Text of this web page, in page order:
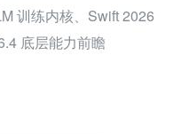
训练内核、Swift 2026
底层能力前瞻